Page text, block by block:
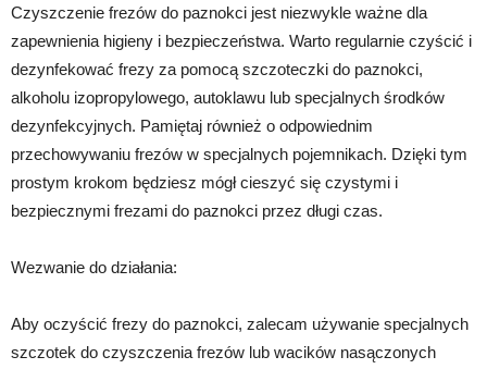
Czyszczenie frezów do paznokci jest niezwykle ważne dla
zapewnienia higieny i bezpieczeństwa. Warto regularnie czyścić i
dezynfekować frezy za pomocą szczoteczki do paznokci,
alkoholu izopropylowego, autoklawu lub specjalnych środków
dezynfekcyjnych. Pamiętaj również o odpowiednim
przechowywaniu frezów w specjalnych pojemnikach. Dzięki tym
prostym krokom będziesz mógł cieszyć się czystymi i
bezpiecznymi frezami do paznokci przez długi czas.
Wezwanie do działania:
Aby oczyścić frezy do paznokci, zalecam używanie specjalnych
szczotek do czyszczenia frezów lub wacików nasączonych